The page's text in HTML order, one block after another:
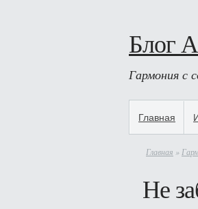
Блог
Гармония с
Главная
Главная »
Не